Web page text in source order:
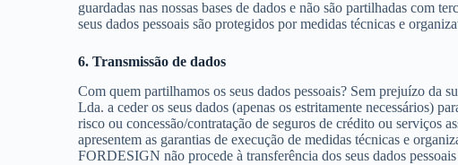
guardadas nas nossas bases de dados e não são partilhadas com
seus dados pessoais são protegidos por medidas técnicas e
6. Transmissão de dados
Com quem partilhamos os seus dados pessoais? Sem prejuízo da
Lda. a ceder os seus dados (apenas os estritamente necessários)
risco ou concessão/contratação de seguros de crédito ou serviços
apresentem as garantias de execução de medidas técnicas e
FORDESIGN não procede à transferência dos seus dados